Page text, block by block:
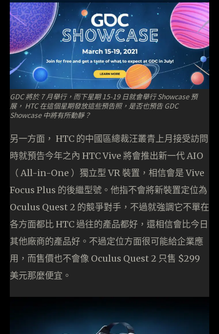
GDC 將於 7 月舉行，而下星期 15-19 日就會舉行 Showcase 預
展， HTC 在這個星期發放這些預告照，是否也預告 GDC
Showcase 中將有所動靜？
另一方面， HTC 的中國區總裁汪叢青上月接受訪問
時就預告今年之內 HTC Vive 將會推出新一代 AIO
（ All-in-One ）獨立型 VR 裝置，相信會是 Vive
Focus Plus 的後繼型號。他指不會將新裝置定位為
Oculus Quest 2 的競爭對手，不過就強調它不單在
各方面都比 HTC 過往的產品都好，還相信會比今日
其他廠商的產品好。不過定位方面很可能給企業應
用，而售價也不會像 Oculus Quest 2 只售 $299
美元那麼便宜。